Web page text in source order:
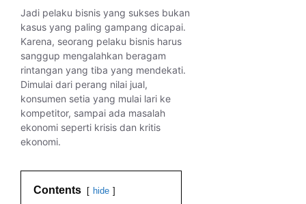
Jadi pelaku bisnis yang sukses bukan
kasus yang paling gampang dicapai.
Karena, seorang pelaku bisnis harus
sanggup mengalahkan beragam
rintangan yang tiba yang mendekati.
Dimulai dari perang nilai jual,
konsumen setia yang mulai lari ke
kompetitor, sampai ada masalah
ekonomi seperti krisis dan kritis
ekonomi.
Contents hide